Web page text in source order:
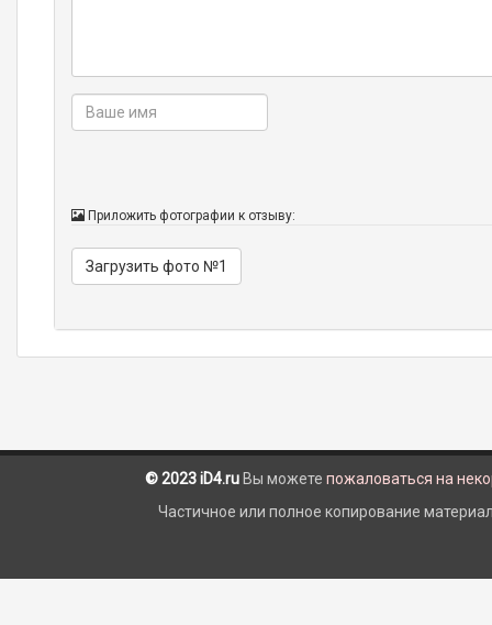
Приложить фотографии к отзыву:
Загрузить фото №1
© 2023 iD4.ru Вы можете пожаловаться на
Частичное или полное копирование